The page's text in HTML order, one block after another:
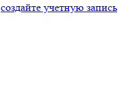
создайте учетную запись